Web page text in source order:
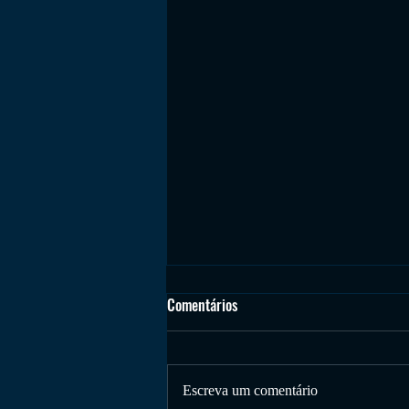
oLÁ
Um Sucesso
Comentários
Escreva um comentário